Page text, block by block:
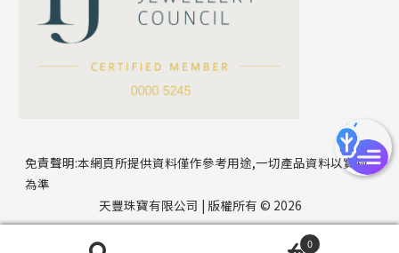
免責聲明:本網頁所提供資料僅作參考用途,一切產品資料以實物
為準
天豐珠寶有限公司 | 版權所有 © 2026
0